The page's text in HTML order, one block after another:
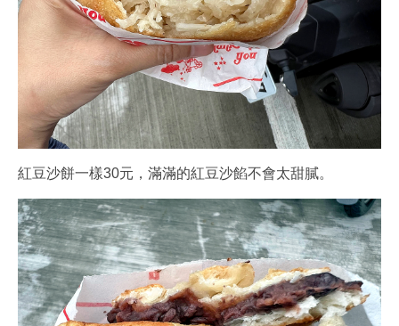
紅豆沙餅一樣30元，滿滿的紅豆沙餡不會太甜膩。